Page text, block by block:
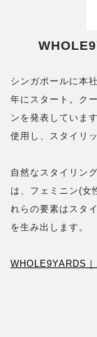
シンガポールに本
年にスタート。ク
ンを発表していま
使用し、スタイリ
自然なスタイリン
は、フェミニン(女
れらの要素はスタ
を生み出します。
WHOLE9YARDS